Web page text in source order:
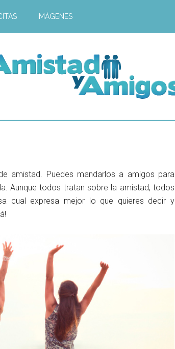
IMÁGENES
amistad. Puedes mandarlos a amigos para
Aunque todos tratan sobre la amistad, todos
cual expresa mejor lo que quieres decir y